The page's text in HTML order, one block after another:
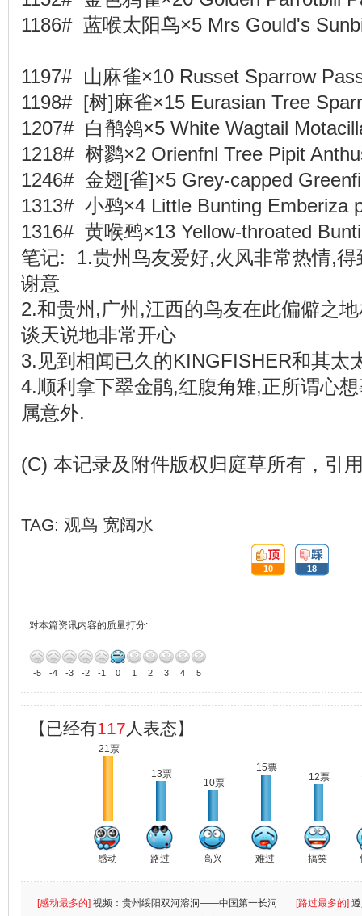
1186# 蓝喉太阳鸟×5 Mrs Gould's
1197# 山麻雀×10 Russet Sparrow
1198# [树]麻雀×15 Eurasian Tree
1207# 白鹡鸰×5 White Wagtail
1218# 树鹨×2 Orienfnl Tree Pipit
1246# 金翅[雀]×5 Grey-capped
1313# 小鹀×4 Little Bunting Emberiza
1316# 黄喉鹀×13 Yellow-throated
笔记: 1.贵州鸟友爱好,火风非常热情,
谢意
2.和贵州,广州,江西的鸟友在此偏僻之
谈天说地非常开心
3.见到相闻已久的KINGFISHER和其太
4.顺利拿下翠金鹃,红腹角雉,正所谓心
属意外.
(C) 本记录及附件版权归庭草所有，引
TAG: 观鸟 宽阔水
顶:
10
踩:
18
对本篇资讯内容的质量打分:
-5 -4 -3 -2 -1 0 1 2 3 4 5
【已经有117 人表态】
21票
感动
13票
路过
10票
高兴
15票
难过
12票
搞笑
[感动最多的] 视频：贵州绥阳双河溶洞——中国第一长洞 [路过最多的]